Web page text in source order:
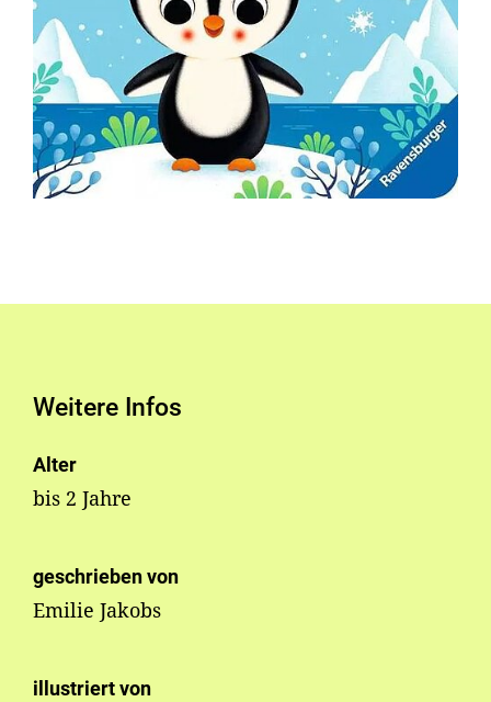
Weitere Infos
Alter
bis 2 Jahre
geschrieben von
Emilie Jakobs
illustriert von